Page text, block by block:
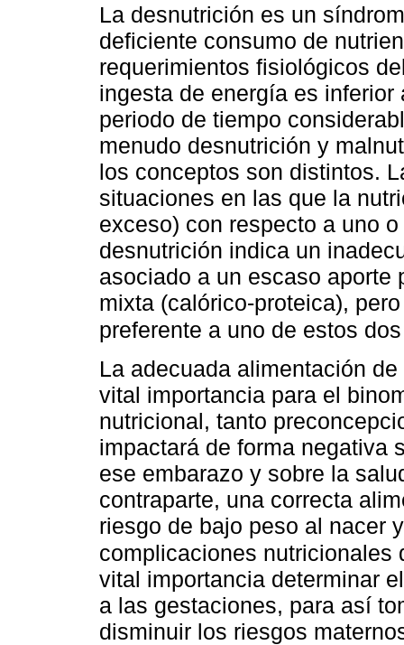
La desnutrición es un
deficiente consumo de
requerimientos fisiológicos
ingesta de energía es
periodo de tiempo
menudo desnutrición y
los conceptos son distintos.
situaciones en las que la
exceso) con respecto a uno
desnutrición indica un
asociado a un escaso aporte
mixta (calórico-proteica),
preferente a uno de estos
La adecuada alimentación
vital importancia para el
nutricional, tanto
impactará de forma negativa
ese embarazo y sobre la
contraparte, una correcta
riesgo de bajo peso al nacer
complicaciones
vital importancia determinar
a las gestaciones, para así
disminuir los riesgos